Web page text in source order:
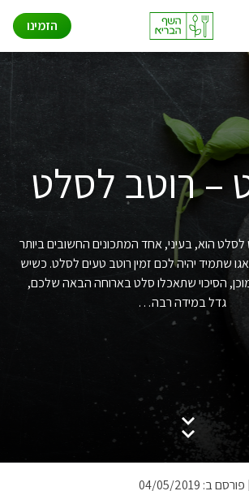
שאלות ותשובות
תפריט
איך זה עובד
אודות
פתרונות לעסקים
הזמינו
– רוטב לסלט
לסלט הוא, בעיני, אחד המתכונים החשובים ביותר
שתמיד יהיה לכם זמין רוטב טעים לסלט. כשיש
הסיכוי שתאכלו סלט בארוחה הבאה שלכם,
גדל במידה רבה…
| פורסם ב: 04/05/2019